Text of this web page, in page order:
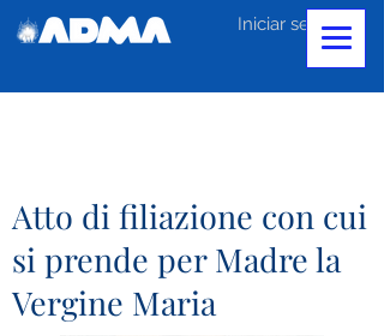
Iniciar sesión
Atto di filiazione con cui
si prende per Madre la
Vergine Maria